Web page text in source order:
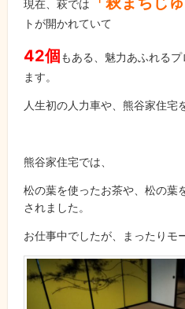
現在、萩では
トが開かれていて
42個もある、魅力あふれる
ます。
人生初の人力車や、熊谷家住宅
熊谷家住宅では、
松の葉を使ったお茶や、松の葉
されました。
お仕事中でしたが、まったりモ